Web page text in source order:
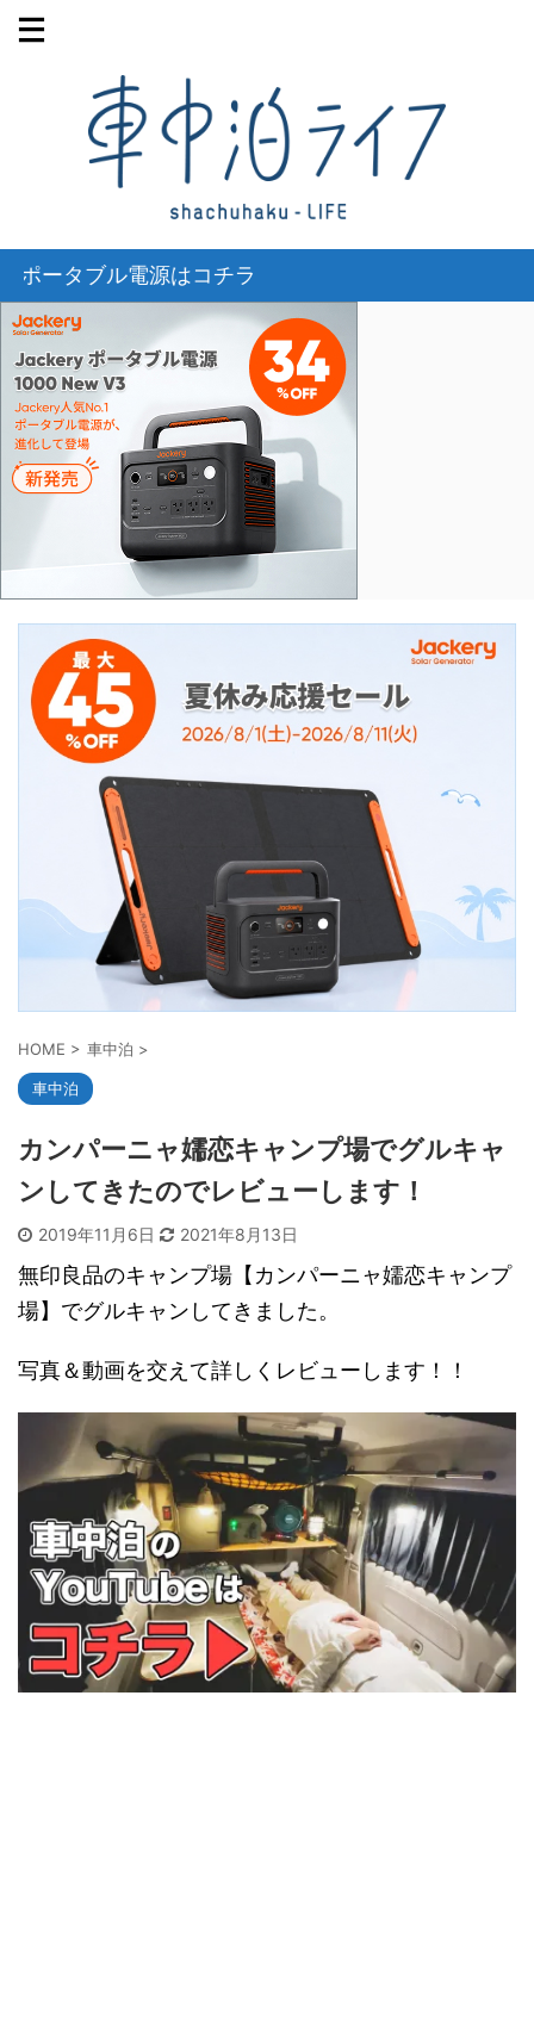
ブル電源はコチラ
HOME > 車中泊 >
車中泊
カンパーニャ嬬恋キャンプ場でグルキャ
ンしてきたのでレビューします！
2019年11月6日 2021年8月13日
無印良品のキャンプ場【カンパーニャ嬬恋キャンプ
場】でグルキャンしてきました。
写真＆動画を交えて詳しくレビューします！！